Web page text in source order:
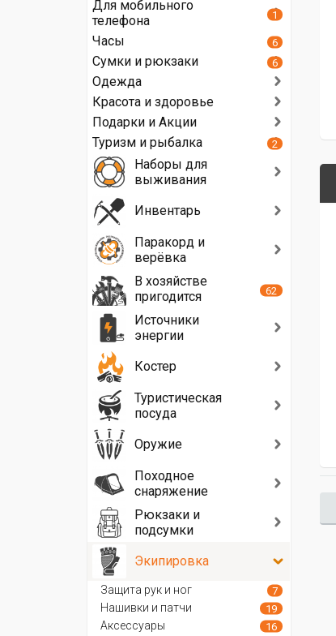
Для мобильного
телефона
1
Часы 6
Сумки и рюкзаки 6
Одежда
Красота и здоровье
Подарки и Акции
Туризм и рыбалка
2
Наборы для
выживания
Инвентарь
Паракорд и
верёвка
В хозяйстве
пригодится
62
Источники
энергии
Костер
Туристическая
посуда
Оружие
Походное
снаряжение
Рюкзаки и
подсумки
Экипировка
Защита рук и ног 7
Нашивки и патчи 19
Аксессуары 16